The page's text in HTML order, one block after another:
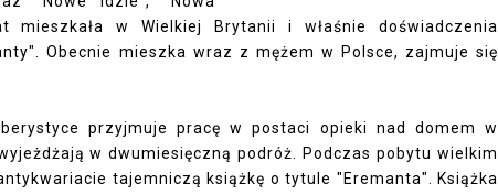
w Wielkiej Brytanii i właśnie doświadczenia
Obecnie mieszka wraz z mężem w Polsce, zajmuje się
przyjmuje pracę w postaci opieki nad domem w
w dwumiesięczną podróż. Podczas pobytu wielkim
tajemniczą książkę o tytule "Eremanta". Książka